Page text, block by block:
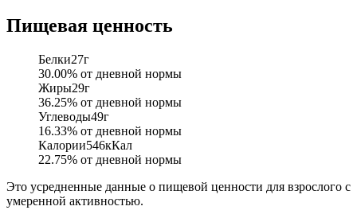
Пищевая ценность
Белки27г
30.00% от дневной нормы
Жиры29г
36.25% от дневной нормы
Углеводы49г
16.33% от дневной нормы
Калории546кКал
22.75% от дневной нормы
Это усредненные данные о пищевой ценности для взрослого с
умеренной активностью.